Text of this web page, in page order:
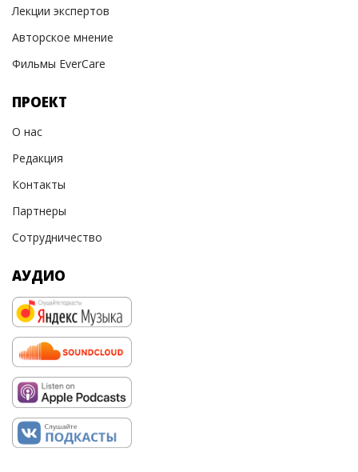
Лекции экспертов
Авторское мнение
Фильмы EverCare
ПРОЕКТ
О нас
Редакция
Контакты
Партнеры
Сотрудничество
АУДИО